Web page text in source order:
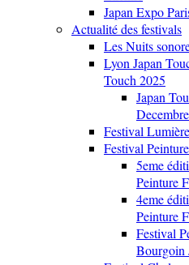
Japan Expo
Actualité des festivals
Les Nuits
Lyon Japan
Touch 2025
Japan
Festival
Festival
5eme
Peinture
4eme
Peinture
Festival
Bourgoin